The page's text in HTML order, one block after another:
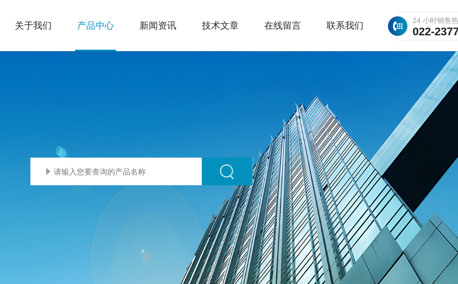
24 小时销售
022-
关于我们 产品中心 新闻资讯 技术文章 在线留言 联系我们